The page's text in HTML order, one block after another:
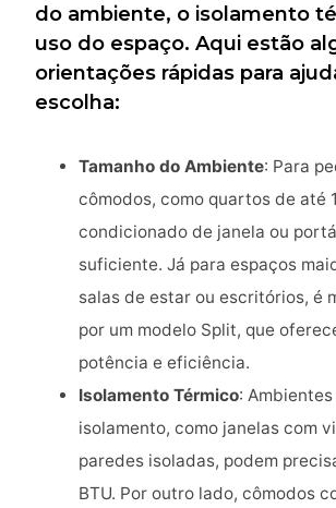
do ambiente, o isolamento
uso do espaço. Aqui estão
orientações rápidas para
escolha:
Tamanho do Ambiente: Para
cômodos, como quartos de até
condicionado de janela ou
suficiente. Já para espaços
salas de estar ou escritórios, é
por um modelo Split, que
potência e eficiência.
Isolamento Térmico:
isolamento, como janelas com
paredes isoladas, podem
BTU. Por outro lado, cômodos